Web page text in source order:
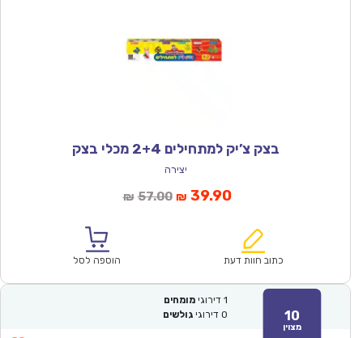
בצק צ’יק למתחילים 2+4 מכלי בצק
יצירה
₪ 57.00המחיר
₪57.00.
₪ 39.90המחיר
הוא:
כתוב חוות דעת הוספה לסל
10
מצוין
1 דירוגי מומחים
0 דירוגי גולשים